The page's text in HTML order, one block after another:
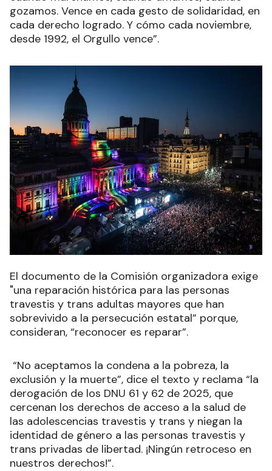
gozamos. Vence en cada gesto de solidaridad, en
cada derecho logrado. Y cómo cada noviembre,
desde 1992, el Orgullo vence”.
El documento de la Comisión organizadora exige
"una reparación histórica para las personas
travestis y trans adultas mayores que han
sobrevivido a la persecución estatal” porque,
consideran, “reconocer es reparar”.
“No aceptamos la condena a la pobreza, la
exclusión y la muerte”, dice el texto y reclama “la
derogación de los DNU 61 y 62 de 2025, que
cercenan los derechos de acceso a la salud de
las adolescencias travestis y trans y niegan la
identidad de género a las personas travestis y
trans privadas de libertad. ¡Ningún retroceso en
nuestros derechos!”.